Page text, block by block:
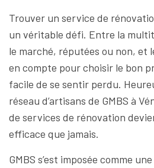
Trouver un service de
un véritable défi. Entre la
le marché, réputées ou non, et
en compte pour choisir le bon
facile de se sentir perdu.
réseau d’artisans de GMBS à
de services de rénovation
efficace que jamais.
GMBS s’est imposée comme